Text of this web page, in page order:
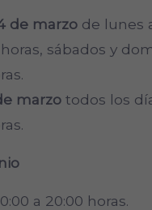
de marzo de lunes
horas, sábados y
marzotodos los
a 20:00 horas.